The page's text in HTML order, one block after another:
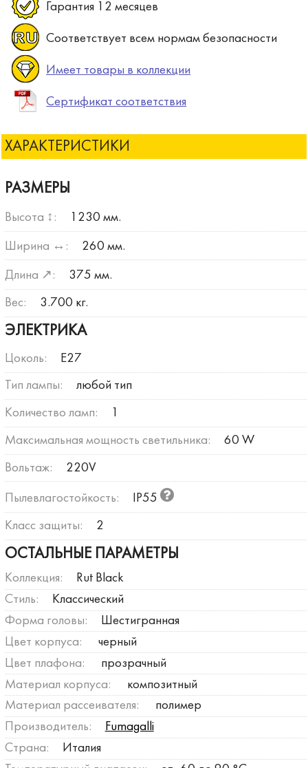
Гарантия 12 месяцев
Соответствует всем нормам безопасности
Имеет товары в коллекции
Сертификат соответствия
ХАРАКТЕРИСТИКИ
РАЗМЕРЫ
Высота ↕: 1230 мм.
Ширина ↔: 260 мм.
Длина ↗: 375 мм.
Вес: 3.700 кг.
ЭЛЕКТРИКА
Цоколь: E27
Тип лампы: любой тип
Количество ламп: 1
Максимальная мощность светильника: 60 W
Вольтаж: 220V
Пылевлагостойкость: IP55
Класс защиты: 2
ОСТАЛЬНЫЕ ПАРАМЕТРЫ
Коллекция:
Rut Black
Стиль:
Классический
Форма головы:
Шестигранная
Цвет корпуса:
черный
Цвет плафона:
прозрачный
Материал корпуса:
композитный
Материал рассеивателя:
полимер
Производитель:
Fumagalli
Страна:
Италия